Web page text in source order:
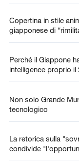
Copertina in stile
giapponese di
Perché il Giappone
intelligence proprio il
Non solo Grande
tecnologico
La retorica sulla
condivide